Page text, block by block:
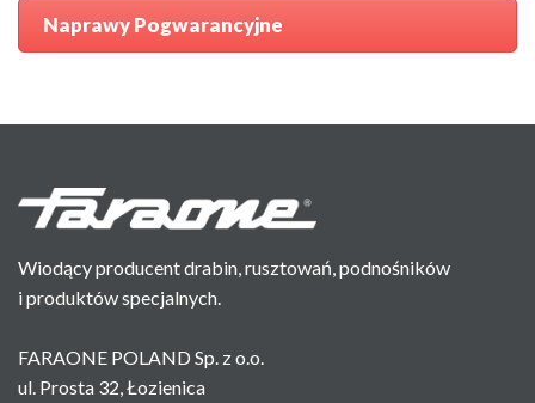
Naprawy Pogwarancyjne
Wiodący producent drabin, rusztowań, podnośników
i produktów specjalnych.
FARAONE POLAND Sp. z o.o.
ul. Prosta 32, Łozienica